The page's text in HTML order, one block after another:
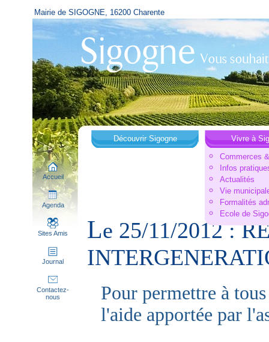
Mairie de SIGOGNE, 16200 Charente
Accueil
Agenda
Sites Amis
Journal
Contactez-
nous
Découvrir Sigogne
Vivre à
Commerces
Infos
Actualités
Vie
Formalités
Ecole de
Le 25/11/2012 :
Pour permettre à
l'aide apportée par